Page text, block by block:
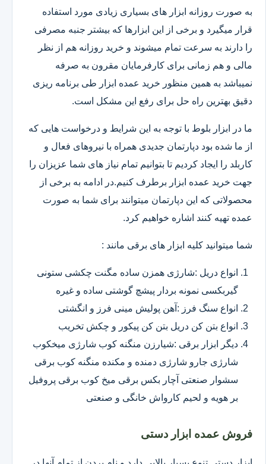
به صورت روزانه ابزار های بسیاری زیادی مورد استفاده
قرار میگیرد و برخی از این ابزارها که بیشتر جنبه مصرفی
را دارند به سرعت تمام میشوند و خرید روزانه هم از نظر
مالی و هم زمانی برای کارفرمایان مقرون به صرفه
نمیباشد به همین منظور خرید عمده ابزار طی برنامه ریزی
دقیق بهترین راه حل برای رفع این مشکل است.
ما در ابزار بلوط با توجه به این شرایط و درخواست هایی که
از ما شده بود دپارتمان جدیدی همراه با نیروهای فعال و
کاربلد را ایجاد کردیم تا بتوانیم تمام نیاز های شما عزیزان را
جهت خرید عمده ابزار برطرف کنیم.در ادامه به برخی از
محصولاتی که این دپارتمان میتوانند برای شما به صورت
عمده تهیه کنند اشاره خواهیم کرد.
شما میتوانید کلیه ابزار های برقی مانند :
انواع دریل :شارژی همزن ساده مگنت چکشی ستونی
گیربکسی نمونه بردار پیشچ گوشتی ساده و غیره
انواع سنگ فرز :آهن پولیش مینی فرز و انگشتی
انواع بتن کن دریل بتن کن پیکور و چکش تخریب
دیگر ابزار برقی :شیارزن منگنه کوب شارژی میخکوب
شارژی جارو شارژی دمنده و مکنده منگنه کوب برقی
سشوار صنعتی آچار بکس برقی میخ کوب برقی پروفیل
بر هویه و لحیم کارواش خانگی و صنعتی
فروش عمده ابزار دستی